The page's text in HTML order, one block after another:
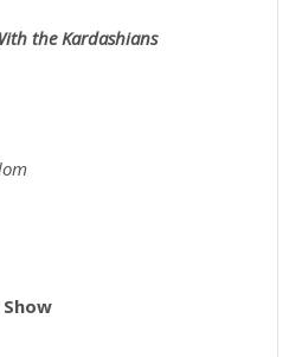
the Kardashians